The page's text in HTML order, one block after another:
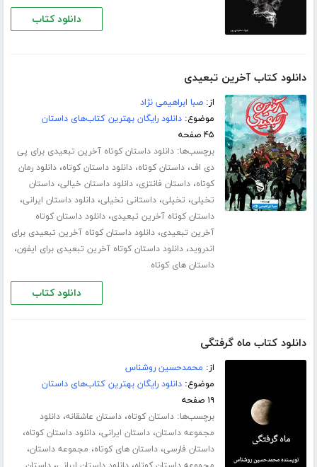
دانلود کتاب
دانلود کتاب آخرین تبعیدی
از:صبا ابراهیمی نژاد
موضوع:دانلود رایگان بهترین کتاب‌های داستان
۴۵ صفحه
برچسب‌ها:دانلود داستان کوتاه آخرین تبعیدی برای پی
دی اف،داستان کوتاه،دانلود داستان کوتاه،دانلود رمان
کوتاه،داستان فانتزی،دانلود داستان خیالی،داستان
تخیلی، تخیلی،داستانی تخیلی،دانلود داستان ایرانی،
داستان کوتاه آخرین تبعیدی،دانلود داستان کوتاه
آخرین تبعیدی،دانلود داستان کوتاه آخرین تبعیدی برای
اندروید،دانلود داستان کوتاه آخرین تبعیدی برای ایفون،
داستان های کوتاه
دانلود کتاب
دانلود کتاب ماه گرفتگی
از: محمدحسین روشناس
موضوع:دانلود رایگان بهترین کتاب‌های داستان
۱۹ صفحه
برچسب‌ها:داستان کوتاه،داستان عاشقانه،دانلود
مجموعه داستان،داستان ایرانی،دانلود داستان کوتاه،
داستان فارسی،داستان های کوتاه، مجموعه داستان،